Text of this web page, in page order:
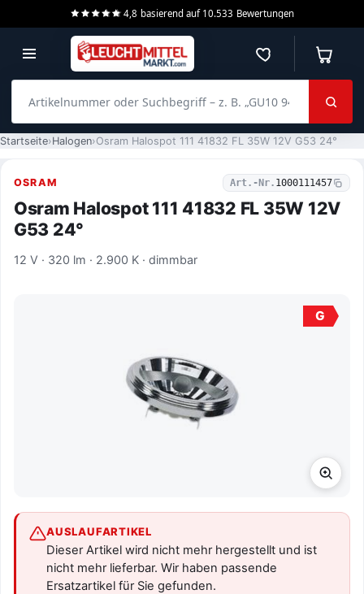
4,8 basierend auf 10.533 Bewertungen
Merkzettel
Startseite Halogen Osram Halospot 111 41832 FL 35W 12V G53 24°
OSRAM Art.-Nr. 1000111457
Osram Halospot 111 41832 FL 35W 12V
G53 24°
12 V · 320 lm · 2.900 K · dimmbar
G
AUSLAUFARTIKEL
Dieser Artikel wird nicht mehr hergestellt und ist
nicht mehr lieferbar. Wir haben passende
Ersatzartikel für Sie gefunden.